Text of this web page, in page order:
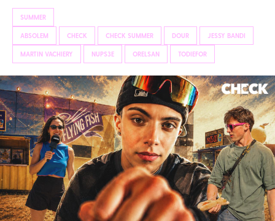
SUMMER
ABSOLEM CHECK CHECK SUMMER DOUR JESSY BANDI
MARTIN VACHIERY NUPS3E ORELSAN TODIEFOR